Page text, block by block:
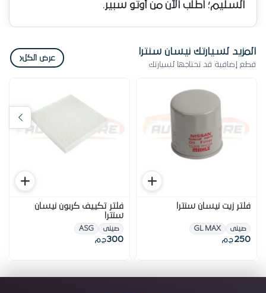
السليم؛ اطلب الآن من أوتو سبير.
المزيد لسيارتك نيسان سنترا
قطع إضافية قد تحتاجها لسيارتك
عرض الكل‹
فلتر زيت نيسان سنترا
صينى GL MAX
250 ج.م
فلتر تكييف كربون نيسان
سنترا
صينى ASG
300ج.م